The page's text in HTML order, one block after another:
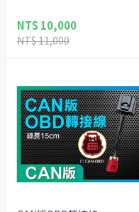
NT$ 10,000
NT$ 11,000